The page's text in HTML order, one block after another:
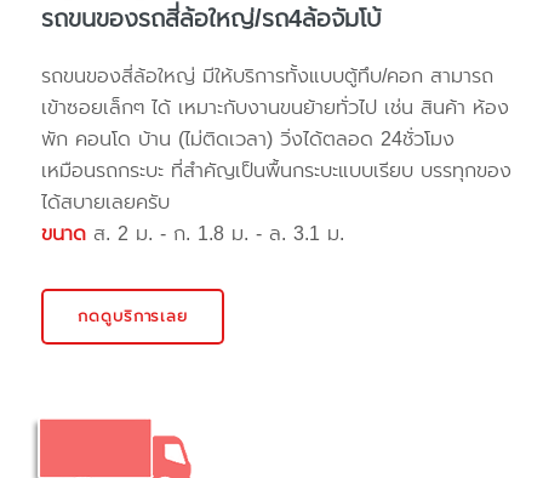
รถขนของรถสี่ล้อใหญ่/รถ4ล้อจัมโบ้
รถขนของสี่ล้อใหญ่ มีให้บริการทั้งแบบตู้ทึบ/คอก สามารถ
เข้าซอยเล็กๆ ได้ เหมาะกับงานขนย้ายทั่วไป เช่น สินค้า ห้อง
พัก คอนโด บ้าน (ไม่ติดเวลา) วิ่งได้ตลอด 24ชั่วโมง
เหมือนรถกระบะ ที่สำคัญเป็นพื้นกระบะแบบเรียบ บรรทุกของ
ได้สบายเลยครับ
ขนาด ส. 2 ม. - ก. 1.8 ม. - ล. 3.1 ม.
กดดูบริการเลย